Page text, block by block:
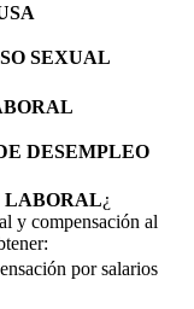
SEXUAL
DESEMPLEO
LABORAL¿
y compensación al
por salarios